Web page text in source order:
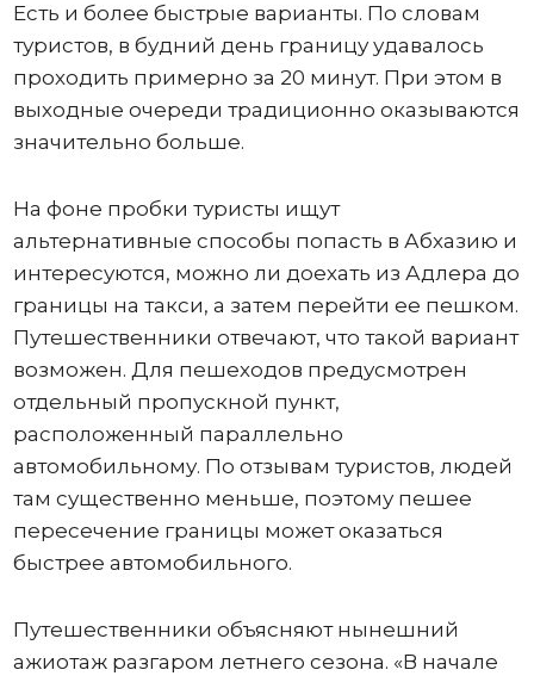
Есть и более быстрые варианты. По словам
туристов, в будний день границу удавалось
проходить примерно за 20 минут. При этом в
выходные очереди традиционно оказываются
значительно больше.
На фоне пробки туристы ищут
альтернативные способы попасть в Абхазию и
интересуются, можно ли доехать из Адлера до
границы на такси, а затем перейти ее пешком.
Путешественники отвечают, что такой вариант
возможен. Для пешеходов предусмотрен
отдельный пропускной пункт,
расположенный параллельно
автомобильному. По отзывам туристов, людей
там существенно меньше, поэтому пешее
пересечение границы может оказаться
быстрее автомобильного.
Путешественники объясняют нынешний
ажиотаж разгаром летнего сезона. «В начале